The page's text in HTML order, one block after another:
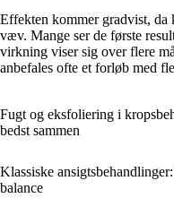
Effekten kommer gradvist, da
væv. Mange ser de første
virkning viser sig over flere
anbefales ofte et forløb med
Fugt og eksfoliering i
bedst sammen
Klassiske
balance